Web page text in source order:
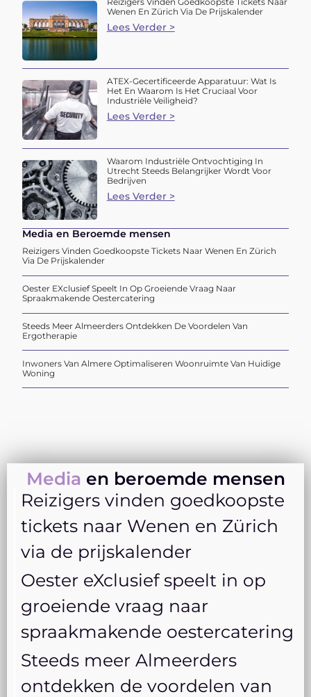
Wenen En Zürich Via De Prijskalender
Lees Verder >
ATEX-Gecertificeerde Apparatuur: Wat Is
Het En Waarom Is Het Cruciaal Voor
Industriële Veiligheid?
Lees Verder >
Waarom Industriële Ontvochtiging In
Utrecht Steeds Belangrijker Wordt Voor
Bedrijven
Lees Verder >
Media en Beroemde mensen
Reizigers Vinden Goedkoopste Tickets Naar Wenen En Zürich
Via De Prijskalender
Oester EXclusief Speelt In Op Groeiende Vraag Naar
Spraakmakende Oestercatering
Steeds Meer Almeerders Ontdekken De Voordelen Van
Ergotherapie
Inwoners Van Almere Optimaliseren Woonruimte Van Huidige
Woning
Media en beroemde mensen
Reizigers vinden goedkoopste
tickets naar Wenen en Zürich
via de prijskalender
Oester eXclusief speelt in op
groeiende vraag naar
spraakmakende oestercatering
Steeds meer Almeerders
ontdekken de voordelen van